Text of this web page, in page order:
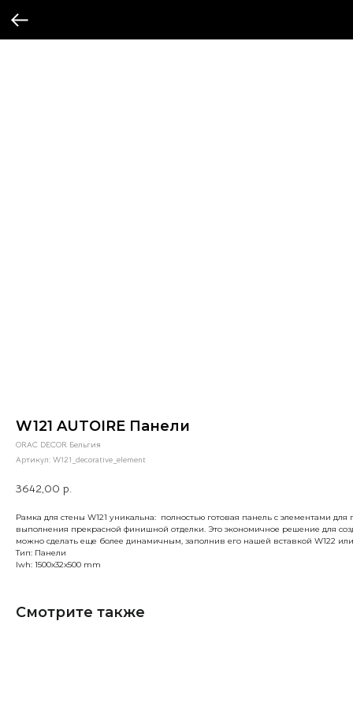
W121 AUTOIRE Панели
ORAC DECOR Бельгия
Артикул: W121_decorative_element
3642,00 р.
Рамка для стены W121 уникальна: полностью готовая панель с элементами для
выполнения прекрасной финишной отделки. Это экономичное решение для
можно сделать еще более динамичным, заполнив его нашей вставкой W122 или
Тип: Панели
lwh: 1500x32x500 mm
Смотрите также